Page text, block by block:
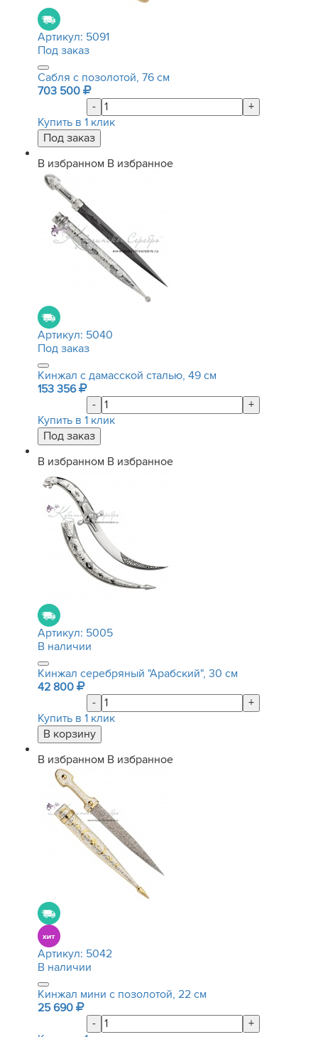
Артикул: 5091
Под заказ
Сабля с позолотой, 76 см
703 500
-
+
Купить в 1 клик
В избранном В избранное
Артикул: 5040
Под заказ
Кинжал с дамасской сталью, 49 см
153 356
-
+
Купить в 1 клик
В избранном В избранное
Артикул: 5005
В наличии
Кинжал серебряный "Арабский", 30 см
42 800
-
+
Купить в 1 клик
В избранном В избранное
Артикул: 5042
В наличии
Кинжал мини с позолотой, 22 см
25 690
-
+